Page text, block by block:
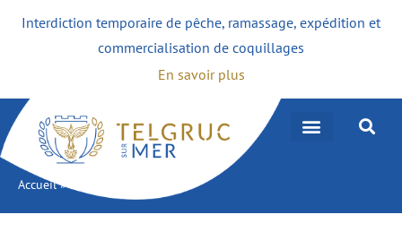
Interdiction temporaire de pêche, ramassage, expédition et
commercialisation de coquillages
En savoir plus
Accueil»